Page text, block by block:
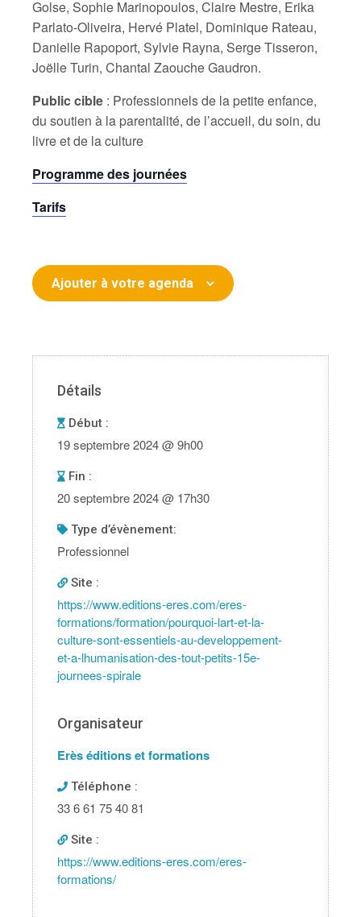
Golse, Sophie Marinopoulos, Claire Mestre, Erika
Parlato-Oliveira, Hervé Platel, Dominique Rateau,
Danielle Rapoport, Sylvie Rayna, Serge Tisseron,
Joëlle Turin, Chantal Zaouche Gaudron.
Public cible : Professionnels de la petite enfance,
du soutien à la parentalité, de l’accueil, du soin, du
livre et de la culture
Programme des journées
Tarifs
Ajouter à votre agenda
Détails
Début :
19 septembre 2024 @ 9h00
Fin :
20 septembre 2024 @ 17h30
type d’évènement:
Professionnel
Site :
https://www.editions-eres.com/eres-
formations/formation/pourquoi-lart-et-la-
culture-sont-essentiels-au-developpement-
et-a-lhumanisation-des-tout-petits-15e-
journees-spirale
Organisateur
Erès éditions et formations
Téléphone :
33 6 61 75 40 81
Site :
https://www.editions-eres.com/eres-
formations/